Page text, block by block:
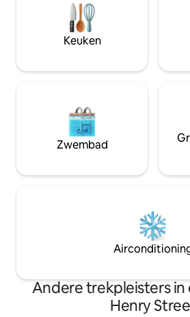
keuken met alles wat je nodig hebt.
een steenworp afstand van Temple
pubs, restaurants en winkels, zul je
geweldig vinden om bij ons te
Keuken
Zwembad
Andere trekpleisters
Henry